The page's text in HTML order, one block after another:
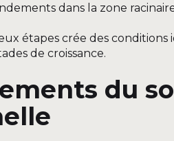
dans la zone
étapes crée des
de croissance.
du